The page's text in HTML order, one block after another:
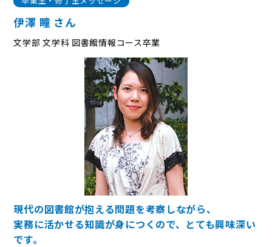
伊澤 瞳 さん
文学部 文学科 図書館情報コース卒業
現代の図書館が抱える問題を考察しながら、
実務に活かせる知識が身につくので、とても興味深い
です。